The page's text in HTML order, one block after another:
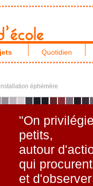
Quotidien
installation éphémère
"On
petits,
autour
qui
et